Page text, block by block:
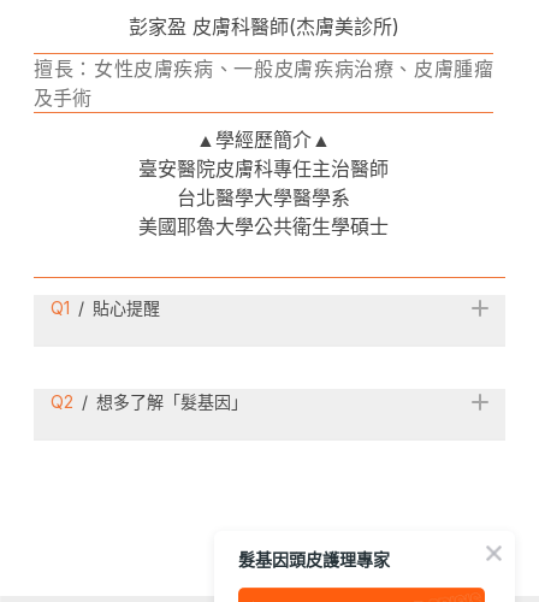
彭家盈 皮膚科醫師(杰膚美診所)
擅長：女性皮膚疾病、一般皮膚疾病治療、皮膚腫瘤
及手術
▲學經歷簡介▲
臺安醫院皮膚科專任主治醫師
台北醫學大學醫學系
美國耶魯大學公共衛生學碩士
Q1 / 貼心提醒
Q2 / 想多了解「髮基因」
髮基因頭皮護理專家